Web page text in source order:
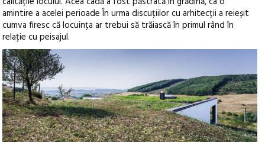
amintire a acelei perioade În urma discuțiilor cu arhitecții a reieșit
cumva firesc că locuința ar trebui să trăiască în primul rând în
relație cu peisajul.